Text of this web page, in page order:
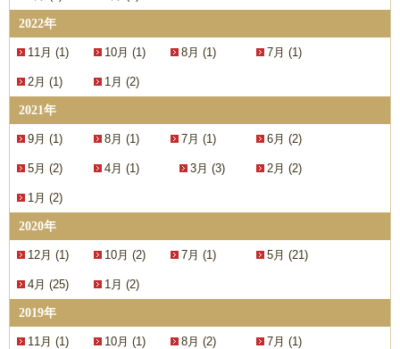
2022年
11月 (1) 10月 (1) 8月 (1) 7月 (1)
2月 (1) 1月 (2)
2021年
9月 (1) 8月 (1) 7月 (1) 6月 (2)
5月 (2) 4月 (1) 3月 (3) 2月 (2)
1月 (2)
2020年
12月 (1) 10月 (2) 7月 (1) 5月 (21)
4月 (25) 1月 (2)
2019年
11月 (1) 10月 (1) 8月 (2) 7月 (1)